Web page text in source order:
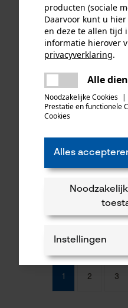
34,90 €*
gereedschap 905
1 2 3
producten (sociale
Daarvoor kunt u
en deze te allen tijd
informatie hierover
privacyverklaring.
Alle
Noodzakelijke Cookies |
Prestatie en functionele
Cookies
Alles
Instellingen
Er is een fout
het opnieuw te
delen
mail